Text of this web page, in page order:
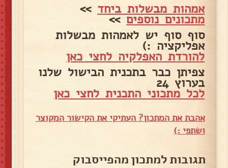
אמהות מבשלות ביחד >>
מתכונים נוספים>>
סוף סוף יש לאמהות מבשלות
אפליקציה :)
להורדת האפלקיה לחצי כאן
צפיתן כבר בתכנית הבישול שלנו
בערוץ 24
לכל מתכוני התכנית לחצי כאן
אהבת את המתכון? העתיקי את הקישור המקוצר
ושתפי :)
תגובות למתכון מהפייסבוק